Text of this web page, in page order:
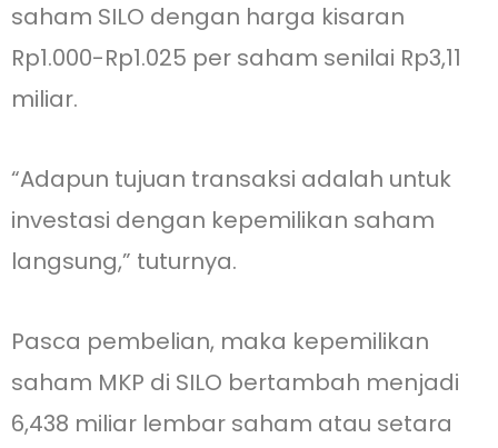
saham SILO dengan harga kisaran
Rp1.000-Rp1.025 per saham senilai Rp3,11
miliar.
“Adapun tujuan transaksi adalah untuk
investasi dengan kepemilikan saham
langsung,” tuturnya.
Pasca pembelian, maka kepemilikan
saham MKP di SILO bertambah menjadi
6,438 miliar lembar saham atau setara